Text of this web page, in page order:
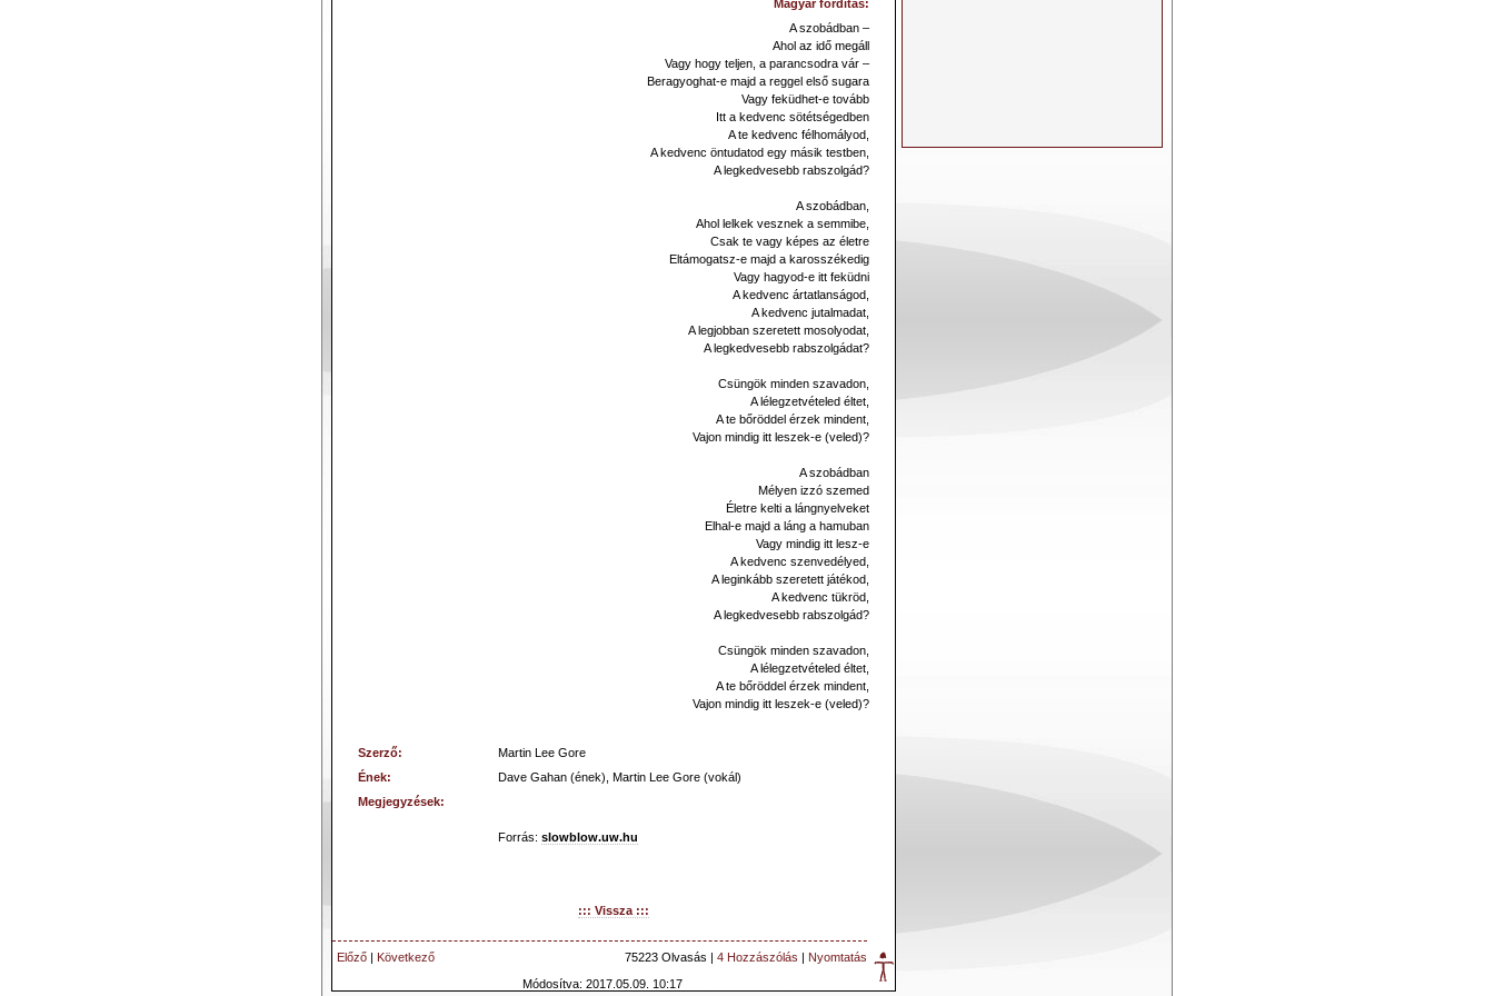
Magyar fordítás:
A szobádban –
Ahol az idő megáll
Vagy hogy teljen, a parancsodra vár –
Beragyoghat-e majd a reggel első sugara
Vagy feküdhet-e tovább
Itt a kedvenc sötétségedben
A te kedvenc félhomályod,
A kedvenc öntudatod egy másik testben,
A legkedvesebb rabszolgád?
A szobádban,
Ahol lelkek vesznek a semmibe,
Csak te vagy képes az életre
Eltámogatsz-e majd a karosszékedig
Vagy hagyod-e itt feküdni
A kedvenc ártatlanságod,
A kedvenc jutalmadat,
A legjobban szeretett mosolyodat,
A legkedvesebb rabszolgádat?
Csüngök minden szavadon,
A lélegzetvételed éltet,
A te bőröddel érzek mindent,
Vajon mindig itt leszek-e (veled)?
A szobádban
Mélyen izzó szemed
Életre kelti a lángnyelveket
Elhal-e majd a láng a hamuban
Vagy mindig itt lesz-e
A kedvenc szenvedélyed,
A leginkább szeretett játékod,
A kedvenc tükröd,
A legkedvesebb rabszolgád?
Csüngök minden szavadon,
A lélegzetvételed éltet,
A te bőröddel érzek mindent,
Vajon mindig itt leszek-e (veled)?
Szerző:
Martin Lee Gore
Ének:
Dave Gahan (ének), Martin Lee Gore (vokál)
Megjegyzések:
Forrás: slowblow.uw.hu
::: Vissza :::
Előző | Következő 75223 Olvasás | 4 Hozzászólás | Nyomtatás
Módosítva: 2017.05.09. 10:17